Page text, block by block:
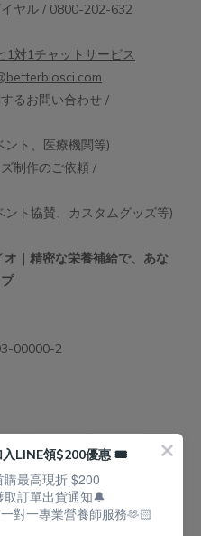
ヤル / 0800-202-632
1対1チャットサービス
るお問い合わせ /
ント、医療機関等)
制作のご依頼 /
ト協賛、カスタムグッズ等)
｜精密な栄養補給で、あな
00000-2
入LINE領$200優惠 🎟️
最高現折 $200
訂單出貨通知🔔
對一專業營養師服務🫶🏻